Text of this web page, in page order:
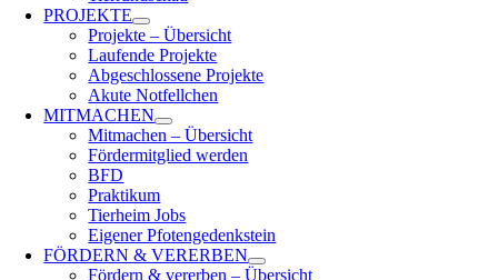
PROJEKTE
Projekte – Übersicht
Laufende Projekte
Abgeschlossene Projekte
Akute Notfellchen
MITMACHEN
Mitmachen – Übersicht
Fördermitglied werden
BFD
Praktikum
Tierheim Jobs
Eigener Pfotengedenkstein
FÖRDERN & VERERBEN
Fördern & vererben – Übersicht